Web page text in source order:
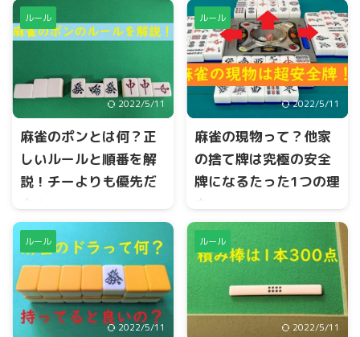
ルール
2022/5/11
麻雀のポンとは何？正
しいルールと順番を解
説！チーよりも優先だ
よ！
麻雀のポンとは、他家が捨て
た牌をもらって、同じ牌を3枚
にすることです。宣言すると
きに『ポン』と発声します。
但し、いくつかルールがあり
ます。
ルール
2022/5/11
麻雀の現物って？他家
の捨て牌は究極の安全
牌になるたった1つの理
由
麻雀の現物とは、他家が捨て
た牌の事を言います。相手か
らのリーチが掛かった場合、
あなたが捨て牌に困ったらま
ずは、現物牌を選択する方法
も1つの手段です。フリテンに
より、自分の捨て牌では相手
ルール
2022/5/11
ルール
2022/5/11